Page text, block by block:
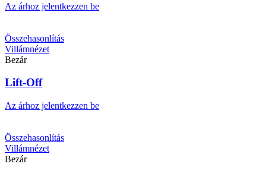
Az árhoz jelentkezzen be
Összehasonlítás
Villámnézet
Bezár
Lift-Off
Az árhoz jelentkezzen be
Összehasonlítás
Villámnézet
Bezár